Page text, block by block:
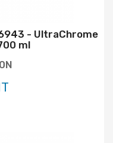
- UltraChrome
ml